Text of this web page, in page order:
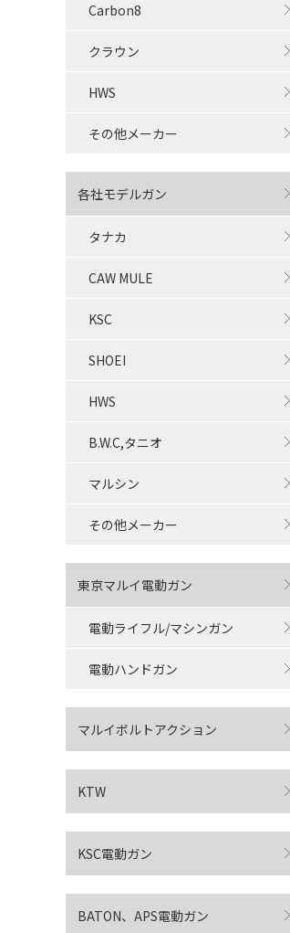
Carbon8
クラウン
HWS
その他メーカー
各社モデルガン
タナカ
CAW MULE
KSC
SHOEI
HWS
B.W.C,タニオ
マルシン
その他メーカー
東京マルイ電動ガン
電動ライフル/マシンガン
電動ハンドガン
マルイボルトアクション
KTW
KSC電動ガン
BATON、APS電動ガン